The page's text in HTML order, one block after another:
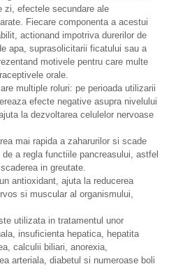
zi, efectele secundare ale
Fiecare componenta a acestui
actionand impotriva durerilor de
apa, suprasolicitarii ficatului sau a
motivele pentru care multe
orale.
multiple roluri: pe perioada utilizarii
efecte negative asupra nivelului
la dezvoltarea celulelor nervoase
mai rapida a zaharurilor si scade
a regla functiile pancreasului, astfel
in greutate.
antioxidant, ajuta la reducerea
si muscular al organismului,
utilizata in tratamentul unor
insuficienta hepatica, hepatita
calculii biliari, anorexia,
arteriala, diabetul si numeroase boli